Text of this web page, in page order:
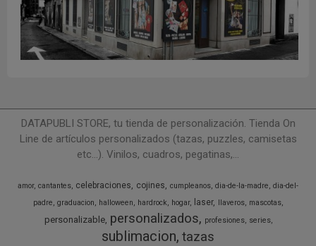
DATAPUBLI STORE, tu tienda de personalización. Tienda On
Line de artículos personalizados (tazas, puzzles, camisetas
etc...). Vinilos, cuadros, pegatinas,...
amor cantantes celebraciones cojines cumpleanos dia-de-la-madre dia-del-
padre graduacion halloween hardrock hogar laser llaveros mascotas
personalizable personalizados profesiones series
sublimacion tazas